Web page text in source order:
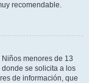
recomendable.
Niños menores de 13
se solicita a los
de información, que